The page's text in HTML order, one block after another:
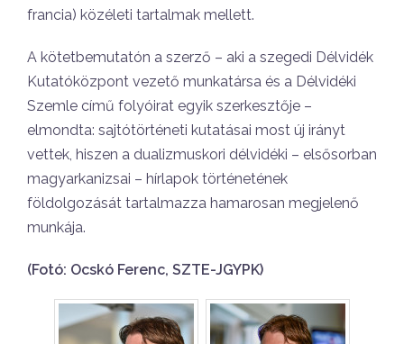
francia) közéleti tartalmak mellett.
A kötetbemutatón a szerző – aki a szegedi Délvidék
Kutatóközpont vezető munkatársa és a Délvidéki
Szemle című folyóirat egyik szerkesztője –
elmondta: sajtótörténeti kutatásai most új irányt
vettek, hiszen a dualizmuskori délvidéki – elsősorban
magyarkanizsai – hírlapok történetének
földolgozását tartalmazza hamarosan megjelenő
munkája.
(Fotó: Ocskó Ferenc, SZTE-JGYPK)